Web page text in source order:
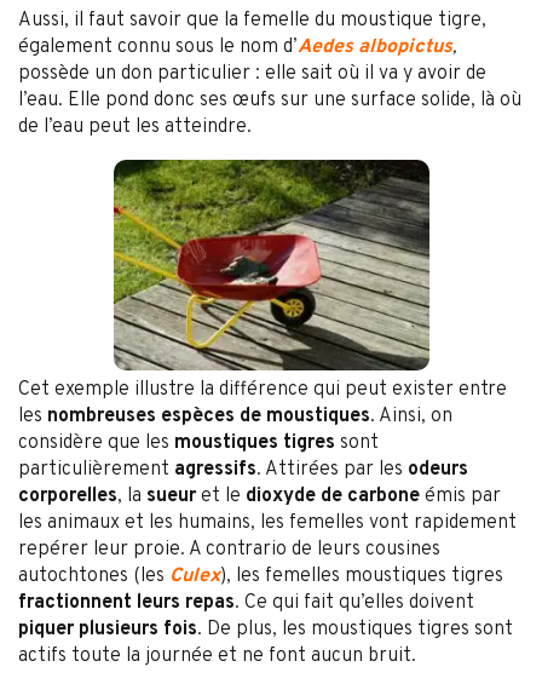
Aussi, il faut savoir que la femelle du moustique tigre,
également connu sous le nom d’Aedes albopictus,
possède un don particulier : elle sait où il va y avoir de
l’eau. Elle pond donc ses œufs sur une surface solide, là où
de l’eau peut les atteindre.
Cet exemple illustre la différence qui peut exister entre
les nombreuses espèces de moustiques. Ainsi, on
considère que les moustiques tigres sont
particulièrement agressifs. Attirées par les odeurs
corporelles, la sueur et le dioxyde de carbone émis par
les animaux et les humains, les femelles vont rapidement
repérer leur proie. A contrario de leurs cousines
autochtones (les Culex), les femelles moustiques tigres
fractionnent leurs repas. Ce qui fait qu’elles doivent
piquer plusieurs fois. De plus, les moustiques tigres sont
actifs toute la journée et ne font aucun bruit.